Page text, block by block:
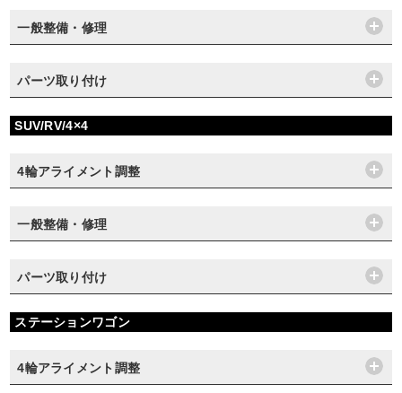
一般整備・修理
パーツ取り付け
SUV/RV/4×4
4輪アライメント調整
一般整備・修理
パーツ取り付け
ステーションワゴン
4輪アライメント調整